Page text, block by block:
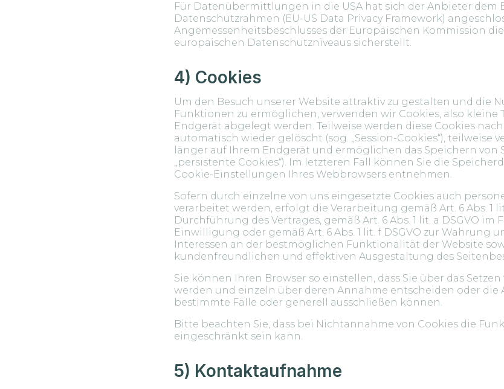
Für Datenübermittlungen in die USA hat sich der Anbieter dem
Datenschutzrahmen (EU-US Data Privacy Framework)
Angemessenheitsbeschlusses der Europäischen Kommission
europäischen Datenschutzniveaus sicherstellt.
4) Cookies
Um den Besuch unserer Website attraktiv zu gestalten und die
Funktionen zu ermöglichen, verwenden wir Cookies, also kleine
Endgerät abgelegt werden. Teilweise werden diese Cookies
automatisch wieder gelöscht (sog. „Session-Cookies“), teilweise
länger auf Ihrem Endgerät und ermöglichen das Speichern von
„persistente Cookies“). Im letzteren Fall können Sie die
Cookie-Einstellungen Ihres Webbrowsers entnehmen.
Sofern durch einzelne von uns eingesetzte Cookies auch
verarbeitet werden, erfolgt die Verarbeitung gemäß Art. 6 Abs. 1
Durchführung des Vertrages, gemäß Art. 6 Abs. 1 lit. a DSGVO im
Einwilligung oder gemäß Art. 6 Abs. 1 lit. f DSGVO zur Wahrung
Interessen an der bestmöglichen Funktionalität der Website
kundenfreundlichen und effektiven Ausgestaltung des
Sie können Ihren Browser so einstellen, dass Sie über das
werden und einzeln über deren Annahme entscheiden oder die
bestimmte Fälle oder generell ausschließen können.
Bitte beachten Sie, dass bei Nichtannahme von Cookies die
eingeschränkt sein kann.
5) Kontaktaufnahme